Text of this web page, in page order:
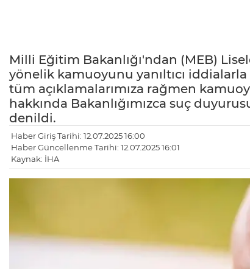
Milli Eğitim Bakanlığı'ndan (MEB)
yönelik kamuoyunu yanıltıcı
tüm açıklamalarımıza rağmen
hakkında Bakanlığımızca suç
denildi.
Haber Giriş Tarihi: 12.07.2025 16:00
Haber Güncellenme Tarihi: 12.07.2025 16:01
Kaynak: İHA